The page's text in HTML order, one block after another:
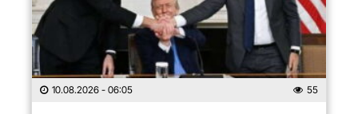
10.08.2026 - 06:05 55